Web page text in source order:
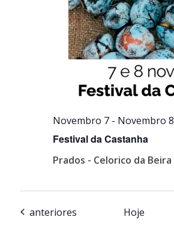
Festival da Castanha
Novembro 7- Novembro 8
Prados - Celorico da Beira
Eventos
anteriores Hoje